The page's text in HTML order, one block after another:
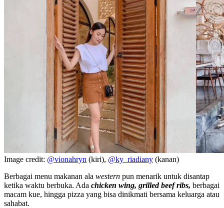
Image credit: @vionahryn (kiri), @ky_riadiany (kanan)
Berbagai menu makanan ala western pun menarik untuk disantap
ketika waktu berbuka. Ada chicken wing, grilled beef ribs, berbagai
macam kue, hingga pizza yang bisa dinikmati bersama keluarga atau
sahabat.